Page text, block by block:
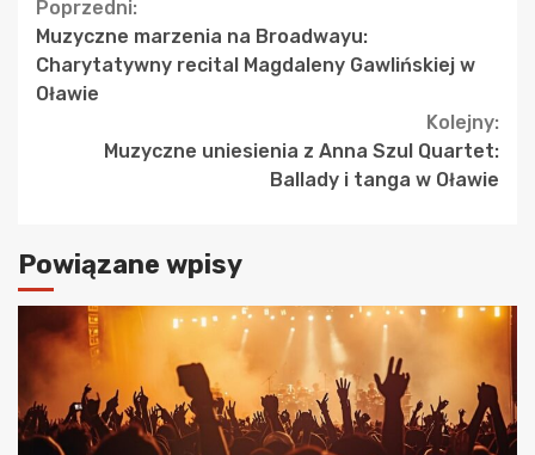
Continue
Reading
Poprzedni:
Muzyczne marzenia na Broadwayu:
Charytatywny recital Magdaleny Gawlińskiej w
Oławie
Kolejny:
Muzyczne uniesienia z Anna Szul Quartet:
Ballady i tanga w Oławie
Powiązane wpisy